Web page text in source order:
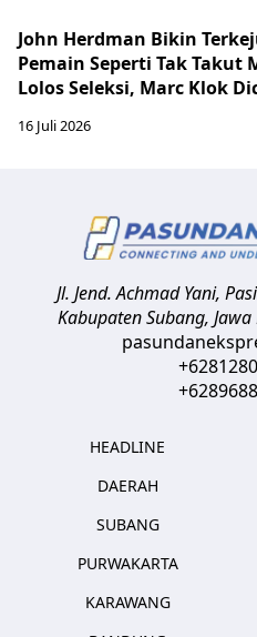
John Herdman Bikin
Pemain Seperti Tak Takut
Lolos Seleksi, Marc Klok
16 Juli 2026
Jl. Jend. Achmad Yani,
Kabupaten Subang,
HEADLINE
DAERAH
SUBANG
PURWAKARTA
KARAWANG